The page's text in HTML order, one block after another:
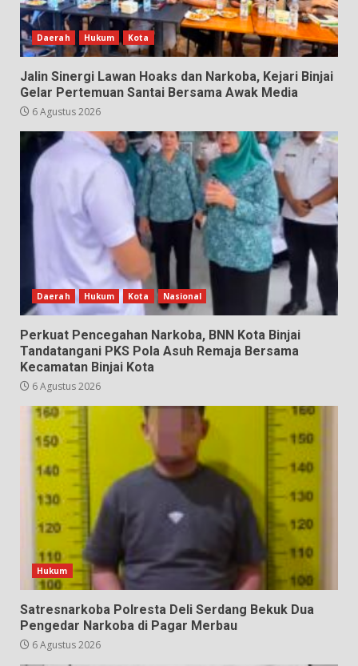
Daerah Hukum Kota
Jalin Sinergi Lawan Hoaks dan Narkoba, Kejari Binjai
Gelar Pertemuan Santai Bersama Awak Media
6 Agustus 2026
Daerah Hukum Kota Nasional
Perkuat Pencegahan Narkoba, BNN Kota Binjai
Tandatangani PKS Pola Asuh Remaja Bersama
Kecamatan Binjai Kota
6 Agustus 2026
Hukum
Satresnarkoba Polresta Deli Serdang Bekuk Dua
Pengedar Narkoba di Pagar Merbau
6 Agustus 2026